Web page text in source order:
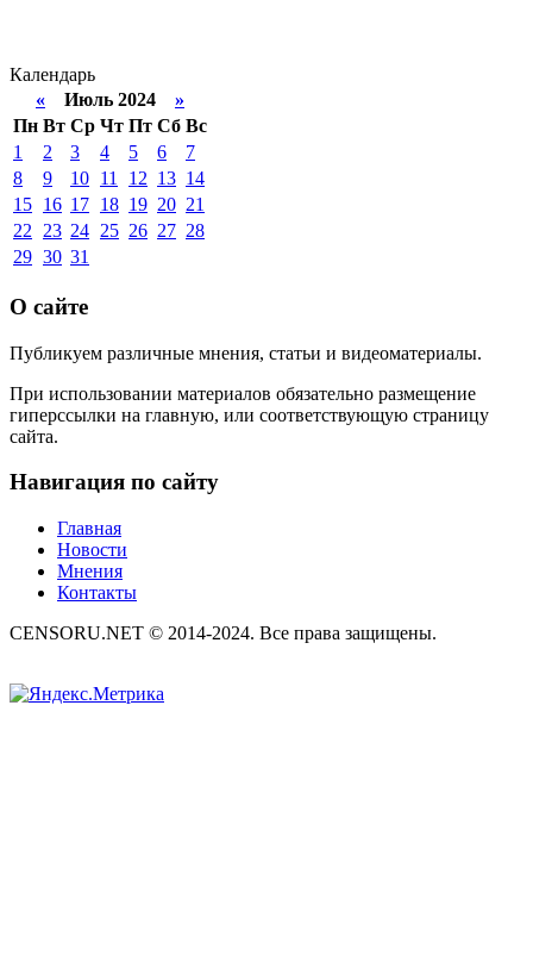
Календарь
« Июль 2024 »
Пн Вт Ср Чт Пт Сб Вс
1
2 3 4 5 6
7
8
9 10 11 12 13 14
15 16 17 18 19 20 21
22
23 24 25 26 27 28
29 30 31
О сайте
Публикуем различные мнения, статьи и видеоматериалы.
При использовании материалов обязательно размещение
гиперссылки на главную, или соответствующую страницу
сайта.
Навигация по сайту
Главная
Новости
Мнения
Контакты
CENSORU.NET © 2014-2024. Все права защищены.